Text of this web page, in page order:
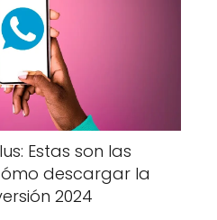
Estas son las
descargar la
2024